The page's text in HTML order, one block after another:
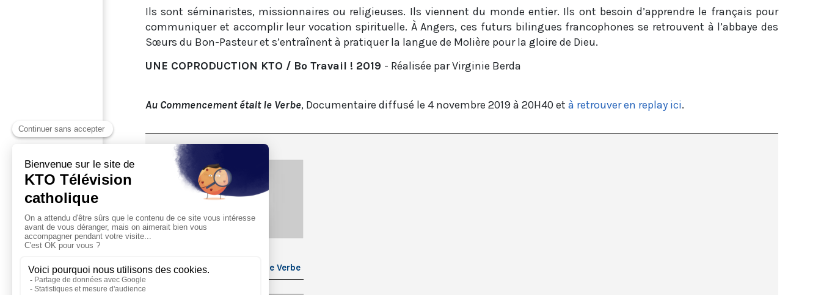
Ils sont séminaristes, missionnaires ou religieuses. Ils viennent du monde entier. Ils ont besoin d’apprendre le français pour
communiquer et accomplir leur vocation spirituelle. À Angers, ces futurs bilingues francophones se retrouvent à l’abbaye des
Sœurs du Bon-Pasteur et s’entraînent à pratiquer la langue de Molière pour la gloire de Dieu.
UNE COPRODUCTION KTO / Bo Travail ! 2019 - Réalisée par Virginie Berda
Au Commencement était le Verbe, Documentaire diffusé le 4 novembre 2019 à 20H40 et à retrouver en replay ici.
Au commencement était le Verbe